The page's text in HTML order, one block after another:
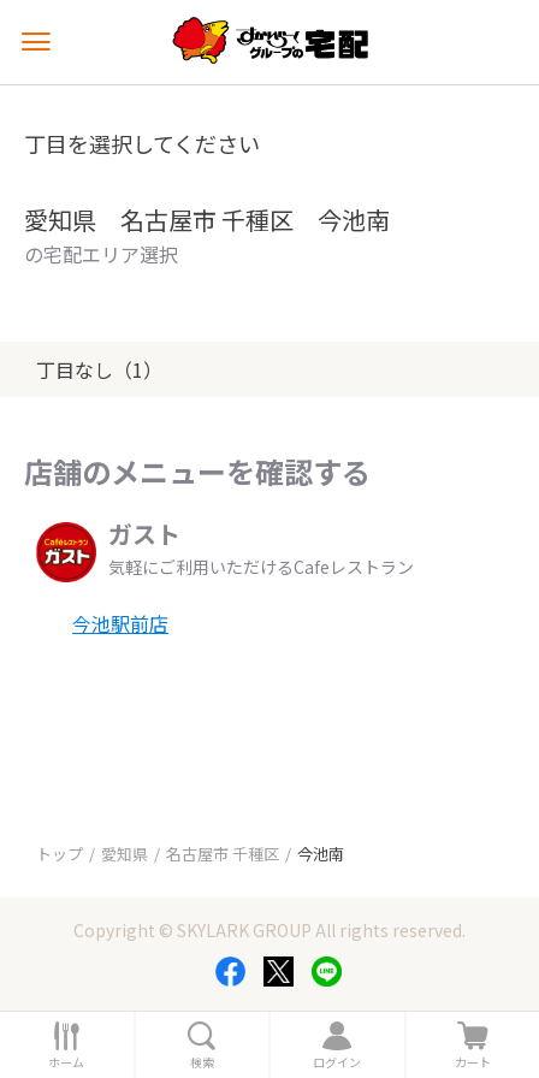
メ
ュ
を
丁目を選択してください
愛知県 名古屋市 千種区 今池南
の宅配エリア選択
丁目なし（1）
店舗のメニューを確認する
ガスト
気軽にご利用いただけるCafeレストラン
今池駅前店
トップ 愛知県 名古屋市 千種区 今池南
Copyright © SKYLARK GROUP All rights reserved.
ホ
ー
ホーム 索
検索
ロ
グ
ログイン
カ
ー
カート